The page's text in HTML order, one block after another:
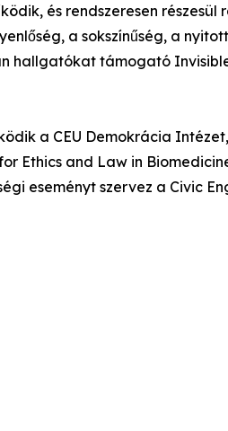
és rendszeresen részesül
a sokszínűség, a
hallgatókat támogató
a CEU Demokrácia
Ethics and Law in
eseményt szervez a Civic